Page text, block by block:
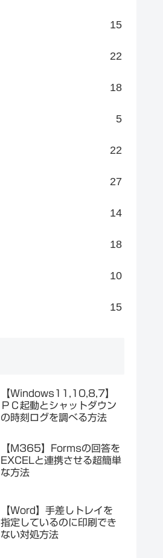
15
22
18
5
22
27
14
18
10
15
【Windows11,10,8,7】
ＰＣ起動とシャットダウン
の時刻ログを調べる方法
【M365】Formsの回答を
EXCELと連携させる超簡単
な方法
【Word】手差しトレイを
指定しているのに印刷でき
ない対処方法